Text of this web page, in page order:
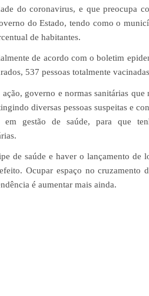
do coronavirus, e que preocupa
do Estado, tendo como o
de habitantes.
de acordo com o boletim
537 pessoas totalmente
governo e normas sanitárias
diversas pessoas suspeitas e
gestão de saúde, para que
de saúde e haver o lançamento de
Ocupar espaço no cruzamento
é aumentar mais ainda.